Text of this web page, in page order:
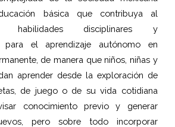
básica que contribuya al
habilidades disciplinares y
para el aprendizaje autónomo en
de manera que niños, niñas y
aprender desde la exploración de
de juego o de su vida cotidiana
conocimiento previo y generar
pero sobre todo incorporar